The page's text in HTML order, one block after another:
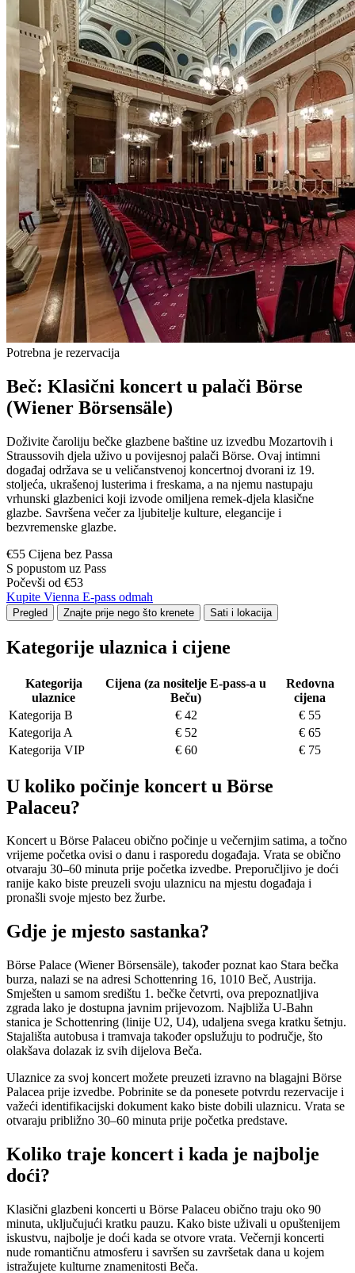
Potrebna je rezervacija
Beč: Klasični koncert u palači Börse
(Wiener Börsensäle)
Doživite čaroliju bečke glazbene baštine uz izvedbu Mozartovih i
Straussovih djela uživo u povijesnoj palači Börse. Ovaj intimni
događaj održava se u veličanstvenoj koncertnoj dvorani iz 19.
stoljeća, ukrašenoj lusterima i freskama, a na njemu nastupaju
vrhunski glazbenici koji izvode omiljena remek-djela klasične
glazbe. Savršena večer za ljubitelje kulture, elegancije i
bezvremenske glazbe.
€55 Cijena bez Passa
S popustom uz Pass
Počevši od €53
Kupite Vienna E-pass odmah
Pregled Znajte prije nego što krenete Sati i lokacija
Kategorije ulaznica i cijene
Kategorija
ulaznice
Cijena (za nositelje E-pass-a u
Beču)
Redovna
cijena
Kategorija B
€ 42
€ 55
Kategorija A
€ 52
€ 65
Kategorija VIP
€ 60 € 75
U koliko počinje koncert u Börse
Palaceu?
Koncert u Börse Palaceu obično počinje u večernjim satima, a točno
vrijeme početka ovisi o danu i rasporedu događaja. Vrata se obično
otvaraju 30–60 minuta prije početka izvedbe. Preporučljivo je doći
ranije kako biste preuzeli svoju ulaznicu na mjestu događaja i
pronašli svoje mjesto bez žurbe.
Gdje je mjesto sastanka?
Börse Palace (Wiener Börsensäle), također poznat kao Stara bečka
burza, nalazi se na adresi Schottenring 16, 1010 Beč, Austrija.
Smješten u samom središtu 1. bečke četvrti, ova prepoznatljiva
zgrada lako je dostupna javnim prijevozom. Najbliža U-Bahn
stanica je Schottenring (linije U2, U4), udaljena svega kratku šetnju.
Stajališta autobusa i tramvaja također opslužuju to područje, što
olakšava dolazak iz svih dijelova Beča.
Ulaznice za svoj koncert možete preuzeti izravno na blagajni Börse
Palacea prije izvedbe. Pobrinite se da ponesete potvrdu rezervacije i
važeći identifikacijski dokument kako biste dobili ulaznicu. Vrata se
otvaraju približno 30–60 minuta prije početka predstave.
Koliko traje koncert i kada je najbolje
doći?
Klasični glazbeni koncerti u Börse Palaceu obično traju oko 90
minuta, uključujući kratku pauzu. Kako biste uživali u opuštenijem
iskustvu, najbolje je doći kada se otvore vrata. Večernji koncerti
nude romantičnu atmosferu i savršen su završetak dana u kojem
istražujete kulturne znamenitosti Beča.